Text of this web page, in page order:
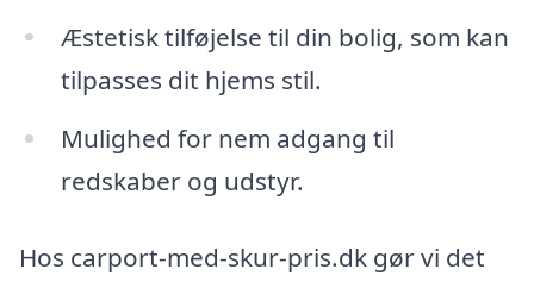
Æstetisk tilføjelse til din bolig, som kan
tilpasses dit hjems stil.
Mulighed for nem adgang til
redskaber og udstyr.
Hos carport-med-skur-pris.dk gør vi det